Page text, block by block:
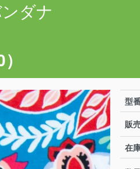
ダナ
> 型
販
在